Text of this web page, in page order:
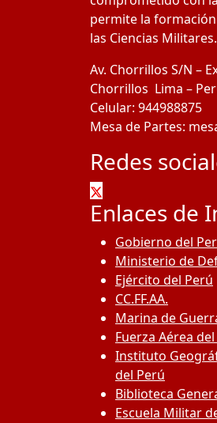
permite la
las Ciencias Militares.
Av. Chorrillos S/N –
Chorrillos Lima –
Celular: 944988875
Mesa de Partes:
Redes
Enlaces de
Gobierno del
Ministerio de
Ejército del Perú
CC.FF.AA.
Marina de
Fuerza Aérea
Instituto
del Perú
Biblioteca
Escuela Militar